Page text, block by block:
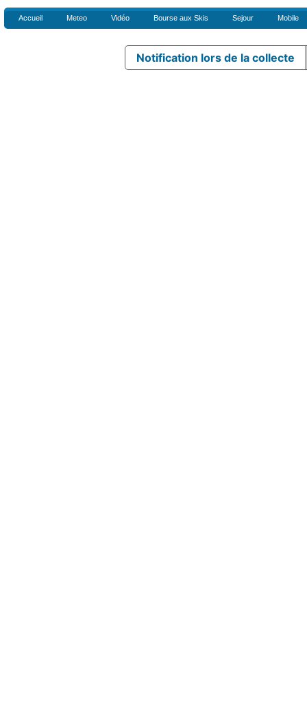
Accueil Meteo Vidéo Bourse aux Skis Sejour Mobile
Notification lors de la collecte